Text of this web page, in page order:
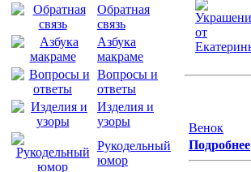
Обратная
связь
Азбука
макраме
Вопросы и
ответы
Изделия и
узоры
Рукодельный
юмор
Венок
Подробнее